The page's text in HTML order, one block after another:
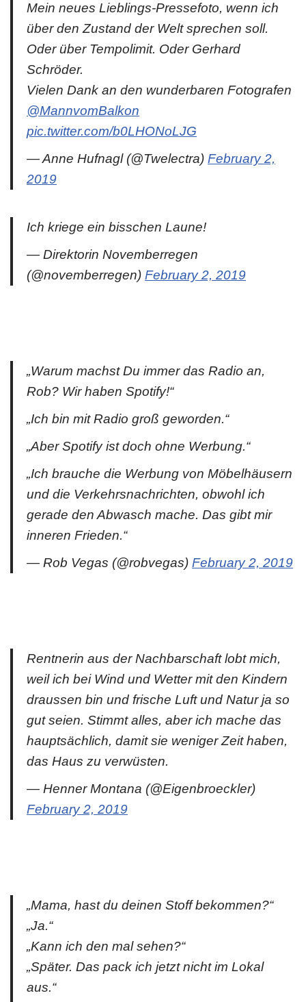
Mein neues Lieblings-Pressefoto, wenn ich
über den Zustand der Welt sprechen soll.
Oder über Tempolimit. Oder Gerhard
Schröder.
Vielen Dank an den wunderbaren Fotografen
@MannvomBalkon
pic.twitter.com/b0LHONoLJG
— Anne Hufnagl (@Twelectra) February 2,
2019
Ich kriege ein bisschen Laune!
— Direktorin Novemberregen
(@novemberregen) February 2, 2019
„Warum machst Du immer das Radio an,
Rob? Wir haben Spotify!“
„Ich bin mit Radio groß geworden.“
„Aber Spotify ist doch ohne Werbung.“
„Ich brauche die Werbung von Möbelhäusern
und die Verkehrsnachrichten, obwohl ich
gerade den Abwasch mache. Das gibt mir
inneren Frieden.“
— Rob Vegas (@robvegas) February 2, 2019
Rentnerin aus der Nachbarschaft lobt mich,
weil ich bei Wind und Wetter mit den Kindern
draussen bin und frische Luft und Natur ja so
gut seien. Stimmt alles, aber ich mache das
hauptsächlich, damit sie weniger Zeit haben,
das Haus zu verwüsten.
— Henner Montana (@Eigenbroeckler)
February 2, 2019
„Mama, hast du deinen Stoff bekommen?“
„Ja.“
„Kann ich den mal sehen?“
„Später. Das pack ich jetzt nicht im Lokal
aus.“